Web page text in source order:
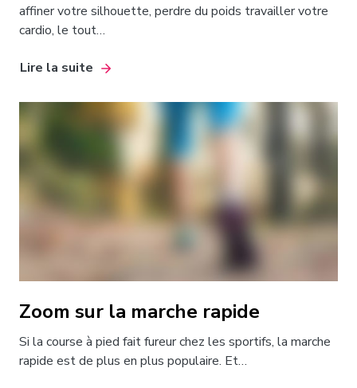
affiner votre silhouette, perdre du poids travailler votre
cardio, le tout…
Lire la suite
Zoom sur la marche rapide
Si la course à pied fait fureur chez les sportifs, la marche
rapide est de plus en plus populaire. Et…